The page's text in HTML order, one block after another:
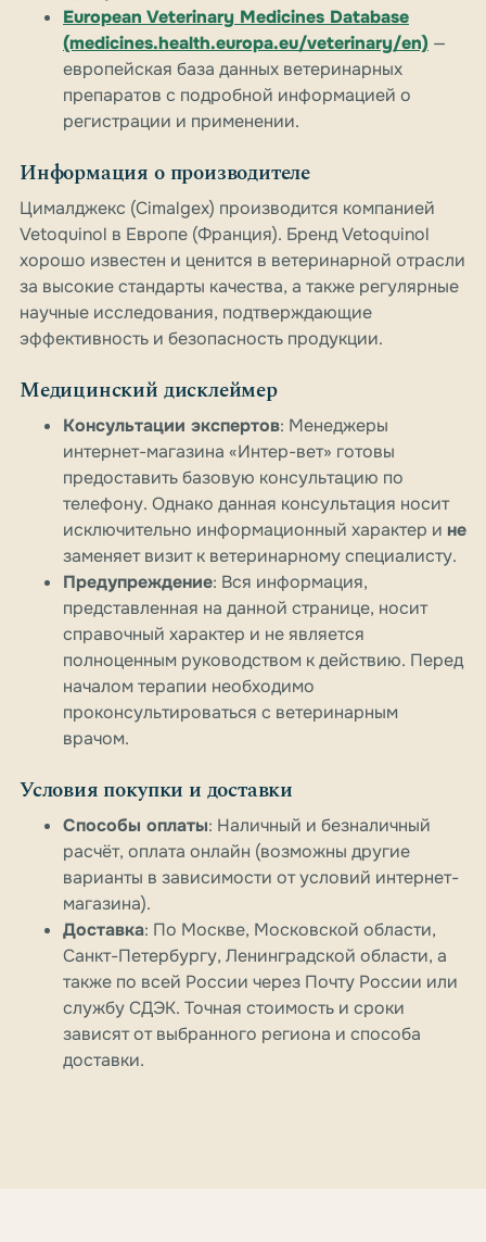
European Veterinary Medicines Database
(medicines.health.europa.eu/veterinary/en) —
европейская база данных ветеринарных
препаратов с подробной информацией о
регистрации и применении.
Информация о производителе
Цималджекс (Cimalgex) производится компанией
Vetoquinol в Европе (Франция). Бренд Vetoquinol
хорошо известен и ценится в ветеринарной отрасли
за высокие стандарты качества, а также регулярные
научные исследования, подтверждающие
эффективность и безопасность продукции.
Медицинский дисклеймер
Консультации экспертов: Менеджеры
интернет-магазина «Интер-вет» готовы
предоставить базовую консультацию по
телефону. Однако данная консультация носит
исключительно информационный характер и не
заменяет визит к ветеринарному специалисту.
Предупреждение: Вся информация,
представленная на данной странице, носит
справочный характер и не является
полноценным руководством к действию. Перед
началом терапии необходимо
проконсультироваться с ветеринарным
врачом.
Условия покупки и доставки
Способы оплаты: Наличный и безналичный
расчёт, оплата онлайн (возможны другие
варианты в зависимости от условий интернет-
магазина).
Доставка: По Москве, Московской области,
Санкт-Петербургу, Ленинградской области, а
также по всей России через Почту России или
службу СДЭК. Точная стоимость и сроки
зависят от выбранного региона и способа
доставки.